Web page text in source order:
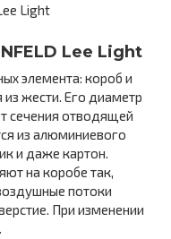
Lee Light
элемента: короб и
из жести. Его диаметр
сечения отводящей
из алюминиевого
и даже картон.
на коробе так,
потоки
При изменении